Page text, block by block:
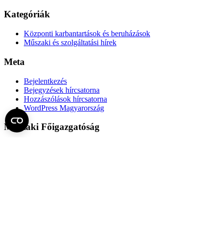
Kategóriák
Központi karbantartások és beruházások
Műszaki és szolgáltatási hírek
Meta
Bejelentkezés
Bejegyzések hírcsatorna
Hozzászólások hírcsatorna
WordPress Magyarország
Műszaki Főigazgatóság